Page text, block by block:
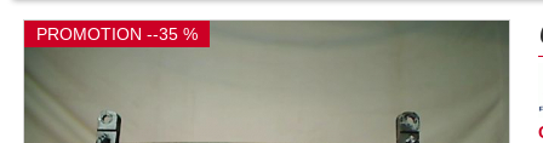
PROMOTION --35 %